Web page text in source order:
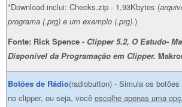
*Download inclui: Checks.zip - 1,93Kbytes (
programa (.prg) e um exemplo (.prg).)
Fonte: Rick Spence - Clipper 5.2, O Estudo-
Disponível da Programação em Clipper.
Botões de Rádio(radiobutton) - Simula os
no clipper, ou seja, você escolhe apenas uma